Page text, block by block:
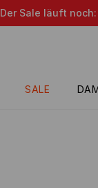
Der Sale läuft
SALE